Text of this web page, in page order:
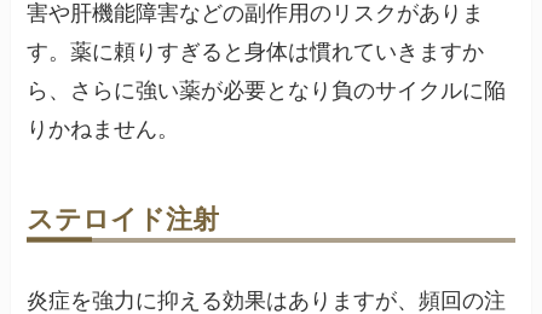
害や肝機能障害などの副作用のリスクがありま
す。薬に頼りすぎると身体は慣れていきますか
ら、さらに強い薬が必要となり負のサイクルに陥
りかねません。
ステロイド注射
炎症を強力に抑える効果はありますが、頻回の注